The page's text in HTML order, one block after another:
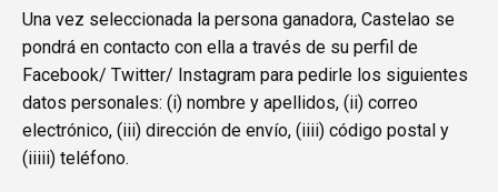
Una vez seleccionada la persona ganadora, Castelao se
pondrá en contacto con ella a través de su perfil de
Facebook/ Twitter/ Instagram para pedirle los siguientes
datos personales: (i) nombre y apellidos, (ii) correo
electrónico, (iii) dirección de envío, (iiii) código postal y
(iiiii) teléfono.